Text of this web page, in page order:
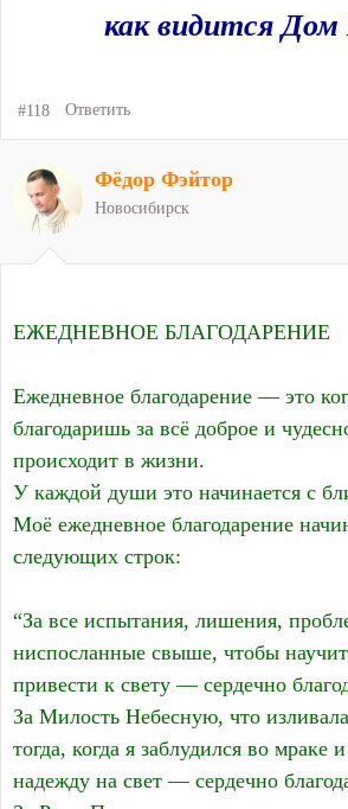
как видится
#118 Ответить
ЕЖЕДНЕВНОЕ БЛАГОДАРЕНИЕ
Ежедневное благодарение — это
благодаришь за всё доброе и
происходит в жизни.
У каждой души это начинается с
Моё ежедневное благодарение
следующих строк:
“За все испытания, лишения,
ниспосланные свыше, чтобы
привести к свету — сердечно
За Милость Небесную, что
тогда, когда я заблудился во мраке
надежду на свет — сердечно
Фёдор Фэйтор
Новосибирск